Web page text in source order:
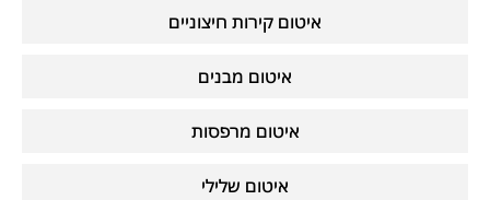
איטום קירות חיצוניים
איטום מבנים
איטום מרפסות
איטום שלילי